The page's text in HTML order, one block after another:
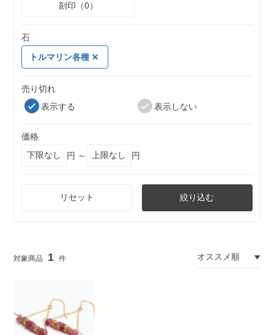
刻印（0）
石
トルマリン各種
売り切れ
表示する
表示しない
価格
円 ～
円
リセット 絞り込む
1